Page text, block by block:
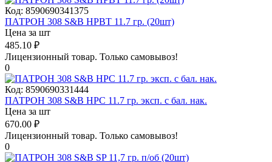
Код: 8590690341375
ПАТРОН 308 S&B HPBT 11.7 гр. (20шт)
Цена за шт
485.10 ₽
Лицензионный товар. Только самовывоз!
0
Код: 8590690331444
ПАТРОН 308 S&B HPC 11.7 гр. эксп. с бал. нак.
Цена за шт
670.00 ₽
Лицензионный товар. Только самовывоз!
0